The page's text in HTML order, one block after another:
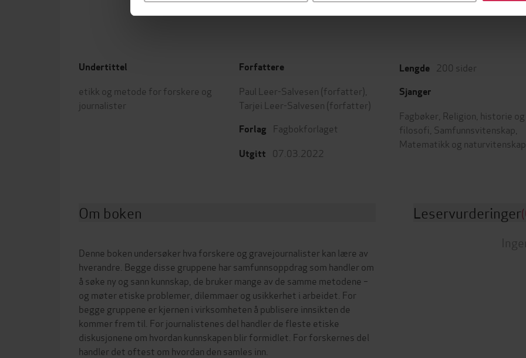
Undertittel
etikk og metode for forskere og
journalister
Forfattere
Paul Leer-Salvesen (forfatter),
Tarjei Leer-Salvesen (forfatter)
Forlag Fagbokforlaget
Utgitt 07.03.2022
Lengde 200 sider
Sjanger
Fagbøker Religion, historie og
filosofi Samfunnsvitenskap
Matematikk og naturvitenskap
Om boken
Denne boken undersøker hva forskere og gravejournalister kan lære av
hverandre. Begge disse gruppene har samfunnsoppdrag som handler om
å søke ny og sann kunnskap, de bruker mange av de samme metodene –
og møter etiske problemer, dilemmaer og usikkerhet i arbeidet. For
begge gruppene er kjernen i virksomheten å publisere innsikten de
kommer frem til. For journalistenes del handler de fleste etiske
diskusjonene om hvordan kunnskapen blir formidlet. For forskernes del
handler det oftest om hvordan den samles inn.
Leservurderinger